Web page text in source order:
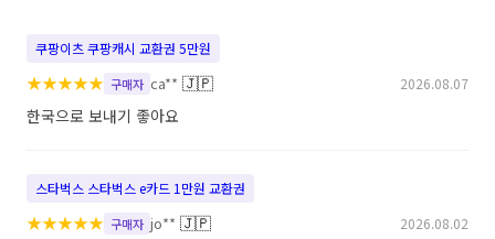
쿠팡이츠 쿠팡캐시 교환권 5만원
★★★★★ 구매자 ca** 🇯🇵 2026.08.07
한국으로 보내기 좋아요
스타벅스 스타벅스 e카드 1만원 교환권
★★★★★ 구매자 jo** 🇯🇵 2026.08.02